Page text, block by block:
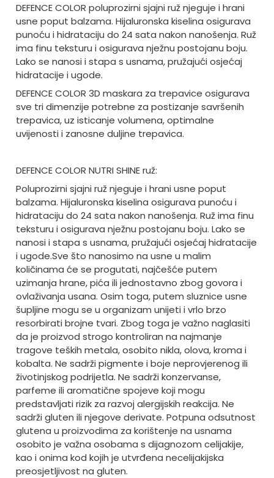
DEFENCE COLOR poluprozirni sjajni ruž njeguje i hrani
usne poput balzama. Hijaluronska kiselina osigurava
punoću i hidrataciju do 24 sata nakon nanošenja. Ruž
ima finu teksturu i osigurava nježnu postojanu boju.
Lako se nanosi i stapa s usnama, pružajući osjećaj
hidratacije i ugode.
DEFENCE COLOR 3D maskara za trepavice osigurava
sve tri dimenzije potrebne za postizanje savršenih
trepavica, uz isticanje volumena, optimalne
uvijenosti i zanosne duljine trepavica.
DEFENCE COLOR NUTRI SHINE ruž:
Poluprozirni sjajni ruž njeguje i hrani usne poput
balzama. Hijaluronska kiselina osigurava punoću i
hidrataciju do 24 sata nakon nanošenja. Ruž ima finu
teksturu i osigurava nježnu postojanu boju. Lako se
nanosi i stapa s usnama, pružajući osjećaj hidratacije
i ugode.Sve što nanosimo na usne u malim
količinama će se progutati, najčešće putem
uzimanja hrane, pića ili jednostavno zbog govora i
ovlaživanja usana. Osim toga, putem sluznice usne
šupljine mogu se u organizam unijeti i vrlo brzo
resorbirati brojne tvari. Zbog toga je važno naglasiti
da je proizvod strogo kontroliran na najmanje
tragove teških metala, osobito nikla, olova, kroma i
kobalta. Ne sadrži pigmente i boje neprovjerenog ili
životinjskog podrijetla. Ne sadrži konzervanse,
parfeme ili aromatične spojeve koji mogu
predstavljati rizik za razvoj alergijskih reakcija. Ne
sadrži gluten ili njegove derivate. Potpuna odsutnost
glutena u proizvodima za korištenje na usnama
osobito je važna osobama s dijagnozom celijakije,
kao i onima kod kojih je utvrđena necelijakijska
preosjetljivost na gluten.